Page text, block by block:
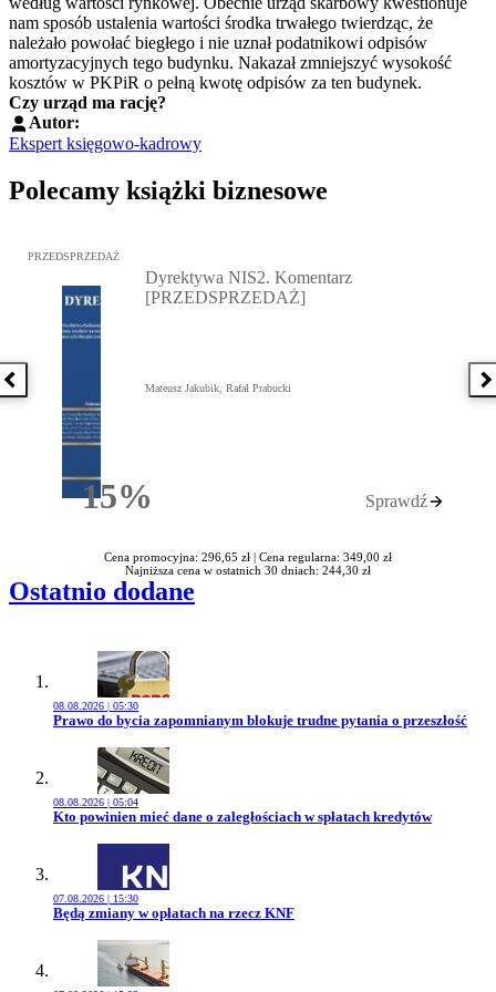
nam sposób ustalenia wartości środka trwałego twierdząc, że
należało powołać biegłego i nie uznał podatnikowi odpisów
amortyzacyjnych tego budynku. Nakazał zmniejszyć wysokość
kosztów w PKPiR o pełną kwotę odpisów za ten budynek.
Czy urząd ma rację?
Autor:
Ekspert księgowo-kadrowy
Polecamy książki biznesowe
Poprzednia książka
Przejdź do: Dyrektywa NIS2. Komentarz [PRZEDSPRZEDAŻ],
PRZEDSPRZEDAŻ
15%Rabatu
Dyrektywa NIS2. Komentarz
[PRZEDSPRZEDAŻ]
Mateusz Jakubik, Rafał Prabucki
Sprawdź
Cena promocyjna: 296,65 zł | Cena regularna: 349,00 zł
Najniższa cena w ostatnich 30 dniach: 244,30 zł
Ostatnio dodane
08.08.2026 | 05:30
Przejdź do artykułu:
Prawo do bycia zapomnianym blokuje trudne pytania o przeszłość
08.08.2026 | 05:04
Przejdź do artykułu:
Kto powinien mieć dane o zaległościach w spłatach kredytów
07.08.2026 | 15:30
Przejdź do artykułu:
Będą zmiany w opłatach na rzecz KNF